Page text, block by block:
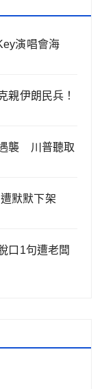
演唱會海
親伊朗民兵！
襲 川普聽取
遭默默下架
口1句遭老闆